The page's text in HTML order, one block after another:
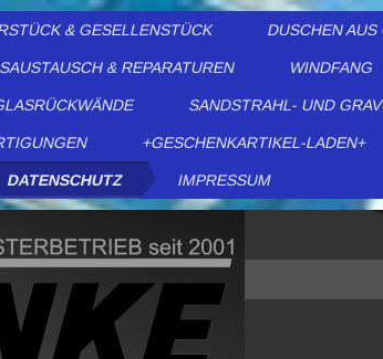
& GESELLENSTÜCK DUSCHEN AUS
& REPARATUREN WINDFANG
SANDSTRAHL- UND
+GESCHENKARTIKEL-LADEN+
DATENSCHUTZ IMPRESSUM